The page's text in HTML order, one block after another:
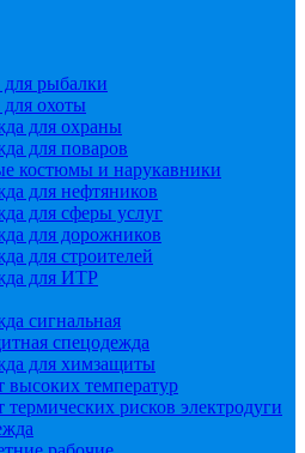
рыбалки
охоты
для охраны
для поваров
костюмы и нарукавники
для нефтяников
для сферы услуг
для дорожников
для строителей
для ИТР
сигнальная
спецодежда
для химзащиты
высоких температур
термических рисков электродуги